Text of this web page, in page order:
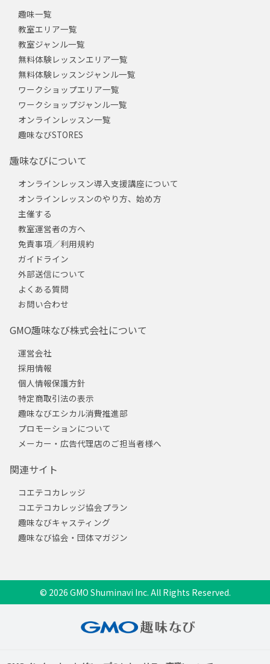
趣味一覧
教室エリア一覧
教室ジャンル一覧
無料体験レッスンエリア一覧
無料体験レッスンジャンル一覧
ワークショップエリア一覧
ワークショップジャンル一覧
オンラインレッスン一覧
趣味なびSTORES
趣味なびについて
オンラインレッスン導入支援講座について
オンラインレッスンのやり方、始め方
主催する
教室運営者の方へ
免責事項／利用規約
ガイドライン
外部送信について
よくある質問
お問い合わせ
GMO趣味なび株式会社について
運営会社
採用情報
個人情報保護方針
特定商取引法の表示
趣味なびエシカル消費推進部
プロモーションについて
メーカー・広告代理店のご担当者様へ
関連サイト
コエテコカレッジ
コエテコカレッジ協会プラン
趣味なびキャスティング
趣味なび協会・団体マガジン
© 2026 GMO Shuminavi Inc. All Rights Reserved.